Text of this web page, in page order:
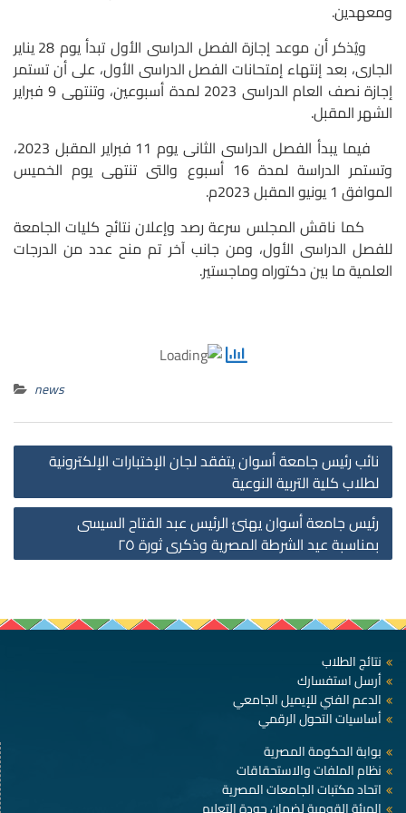
ومعهدين.
ويُذكر أن موعد إجازة الفصل الدراسى الأول تبدأ يوم 28 يناير
الجارى، بعد إنتهاء إمتحانات الفصل الدراسى الأول، على أن تستمر
إجازة نصف العام الدراسى 2023 لمدة أسبوعين، وتنتهى 9 فبراير
الشهر المقبل.
فيما يبدأ الفصل الدراسى الثانى يوم 11 فبراير المقبل 2023،
وتستمر الدراسة لمدة 16 أسبوع والتى تنتهى يوم الخميس
الموافق 1 يونيو المقبل 2023م.
كما ناقش المجلس سرعة رصد وإعلان نتائج كليات الجامعة
للفصل الدراسى الأول، ومن جانب آخر تم منح عدد من الدرجات
العلمية ما بين دكتوراه وماجستير.
news
نائب رئيس جامعة أسوان يتفقد لجان الإختبارات الإلكترونية
لطلاب كلية التربية النوعية
رئيس جامعة أسوان يهنئ الرئيس عبد الفتاح السيسى
بمناسبة عيد الشرطة المصرية وذكرى ثورة ٢٥
نتائج الطلاب
أرسل استفسارك
الدعم الفني للإيميل الجامعي
أساسيات التحول الرقمي
بوابة الحكومة المصرية
نظام الملفات والاستحقاقات
اتحاد مكتبات الجامعات المصرية
الهيئة القومية لضمان جودة التعليم